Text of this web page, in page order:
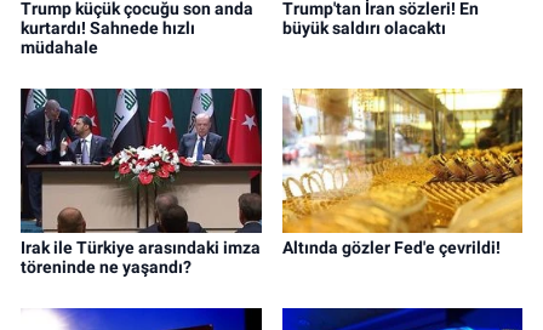
Trump küçük çocuğu son anda
kurtardı! Sahnede hızlı
müdahale
Trump'tan İran sözleri! En
büyük saldırı olacaktı
Irak ile Türkiye arasındaki imza
töreninde ne yaşandı?
Altında gözler Fed'e çevrildi!